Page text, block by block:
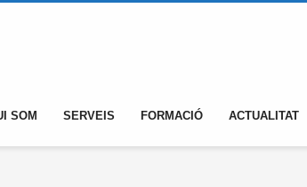
SOM SERVEIS FORMACIÓ ACTUALITAT